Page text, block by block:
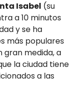
Isabel (su
a 10 minutos
y se ha
más populares
gran medida, a
la ciudad tiene
a las